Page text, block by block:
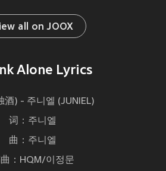
all on JOOX
Alone Lyrics
酒) - 주니엘 (JUNIEL)
词：주니엘
曲：주니엘
：HQM/이정문